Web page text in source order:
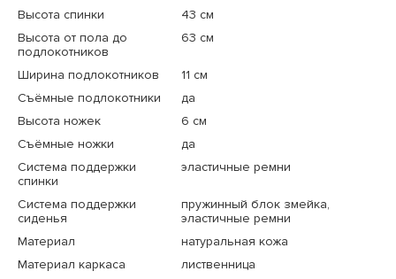
Высота спинки
43 см
Высота от пола до
подлокотников
63 см
Ширина подлокотников
11 см
Съёмные подлокотники
да
Высота ножек
6 см
Съёмные ножки
да
Система поддержки
спинки
эластичные ремни
Система поддержки
сиденья
пружинный блок змейка,
эластичные ремни
Материал
натуральная кожа
Материал каркаса
лиственница